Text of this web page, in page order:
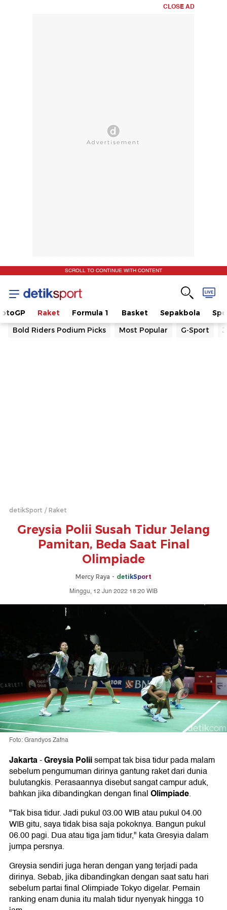
CLOSE AD
SCROLL TO CONTINUE WITH CONTENT
Raket Formula 1 Basket Sepakbola
Bold Riders Podium Picks
Most Popular G-Sport
detikSport Raket
Greysia Polii Susah Tidur Jelang
Pamitan, Beda Saat Final
Olimpiade
Mercy Raya - detikSport
Minggu, 12 Jun 2022 18:20 WIB
Foto: Grandyos Zafna
Jakarta-Greysia Poliisempat tak bisa tidur pada malam
sebelum pengumuman dirinya gantung raket dari dunia
bulutangkis. Perasaannya disebut sangat campur aduk,
bahkan jika dibandingkan dengan finalOlimpiade.
"Tak bisa tidur. Jadi pukul 03.00 WIB atau pukul 04.00
WIB gitu, saya tidak bisa saja pokoknya. Bangun pukul
06.00 pagi. Dua atau tiga jam tidur," kata Gresyia dalam
jumpa persnya.
Greysia sendiri juga heran dengan yang terjadi pada
dirinya. Sebab, jika dibandingkan dengan saat satu hari
sebelum partai final Olimpiade Tokyo digelar. Pemain
ranking enam dunia itu malah tidur nyenyak hingga 10